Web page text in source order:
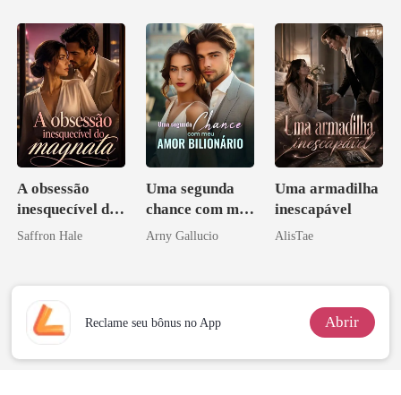
A obsessão
inesquecível do
magnata
Saffron Hale
Uma segunda
chance com meu
amor bilionário
Arny Gallucio
Uma armadilha
inescapável
AlisTae
Reclame seu bônus no App Abrir